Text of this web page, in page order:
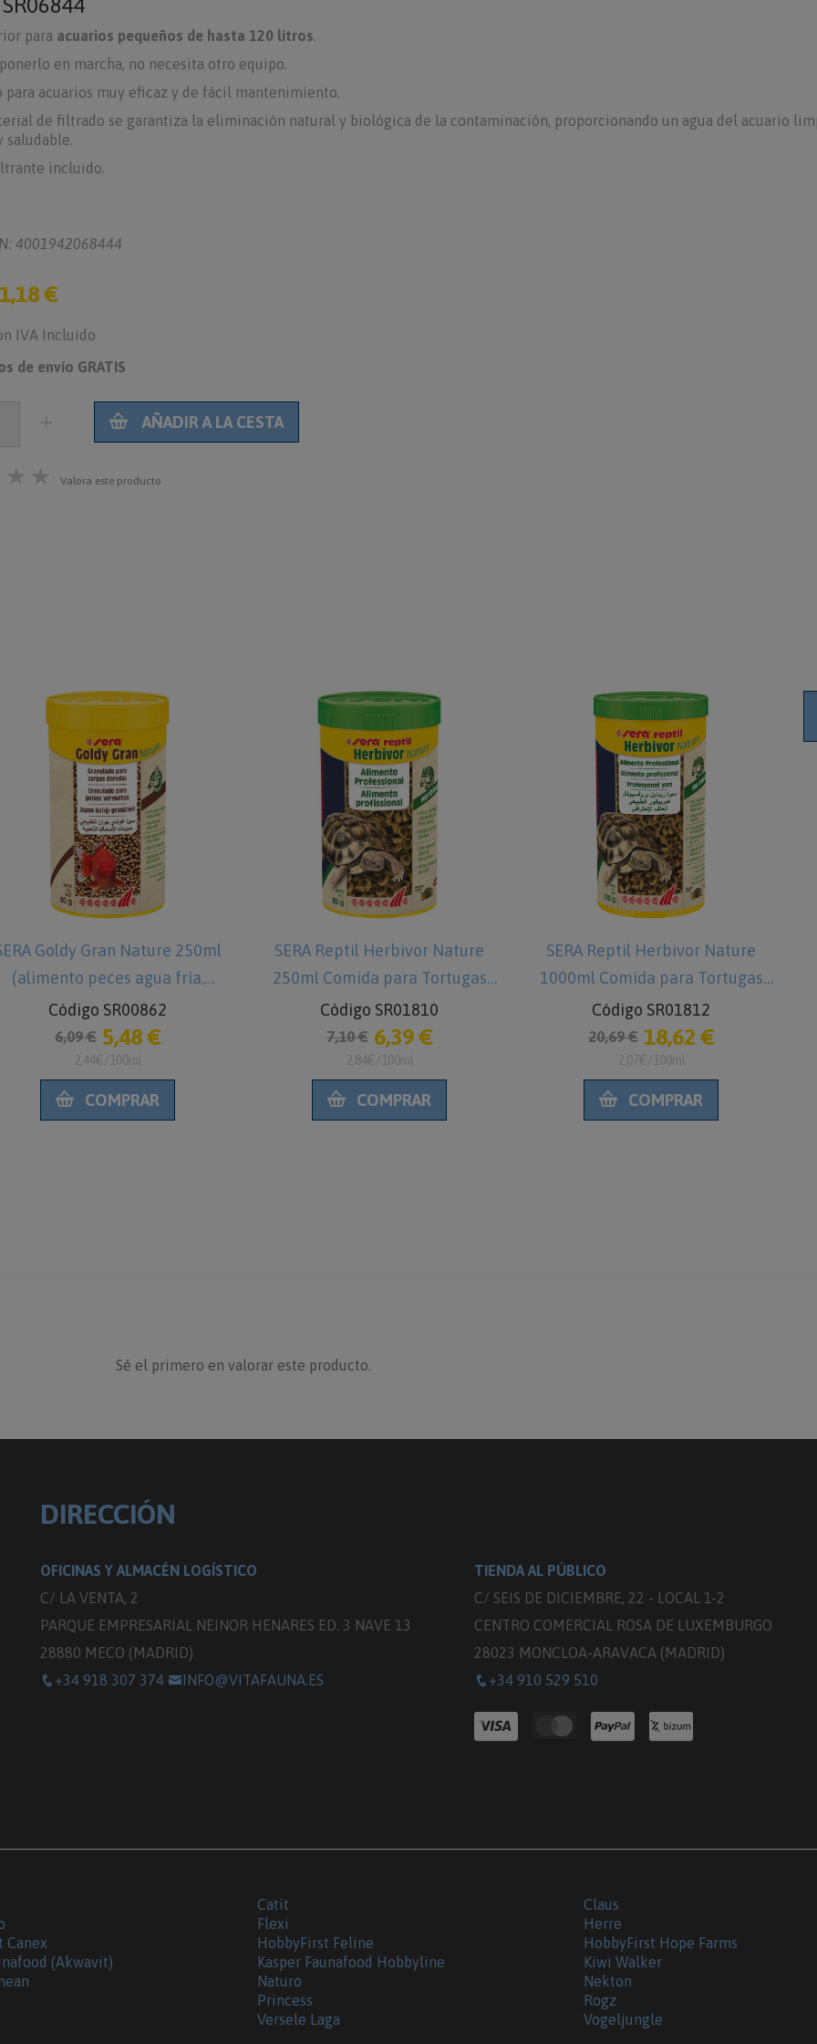
SR06844
para acuarios pequeños de hasta 120 litros.
en marcha, no necesita otro equipo.
para acuarios muy eficaz y de fácil mantenimiento.
de filtrado se garantiza la eliminación natural y biológica de la contaminación, proporcionando un agua del acuario
saludable.
incluido.
4001942068444
€
IVA Incluido
de envío GRATIS
AÑADIR A LA CESTA
★ ★ Valora este producto
SERA Reptil Herbivor Nature
250ml Comida para Tortugas
terrestres
Código SR01810
7,10 € 6,39 €
2,84€/100ml
COMPRAR
SERA Reptil Herbivor Nature
1000ml Comida para Tortugas
terrestres
Código SR01812
20,69 € 18,62 €
2,07€/100ml
COMPRAR
SERA bio Nitrivec 250ml
(establecer equilibrio biológico)
Código SR03750
19,08 € 17,18 €
7,63€/100ml
COMPRAR
Sé el primero en valorar este producto.
DIRECCIÓN
OFICINAS Y ALMACÉN LOGÍSTICO
C/ LA VENTA, 2
PARQUE EMPRESARIAL NEINOR HENARES ED. 3 NAVE 13
28880 MECO (MADRID)
+34 918 307 374
INFO@VITAFAUNA.ES
TIENDA AL PÚBLICO
C/ SEIS DE DICIEMBRE, 22 - LOCAL 1-2
CENTRO COMERCIAL ROSA DE LUXEMBURGO
28023 MONCLOA-ARAVACA (MADRID)
+34 910 529 510
Catit
Claus
Flexi
Herre
Canex HobbyFirst Feline
HobbyFirst Hope Farms
(Akwavit) Kasper Faunafood Hobbyline
Kiwi Walker
Naturo
Nekton
Princess
Rogz
Versele Laga
Vogeljungle